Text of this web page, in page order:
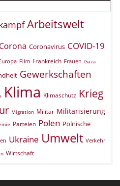
Arbeitswelt
Corona Coronavirus COVID-19
Film Frankreich Frauen Gaza
Gewerkschaften
Klima Klimaschutz Krieg
Migration Militär Militarisierung
Parteien Polen Polnische
Ukraine Umwelt Verkehr
Wirtschaft